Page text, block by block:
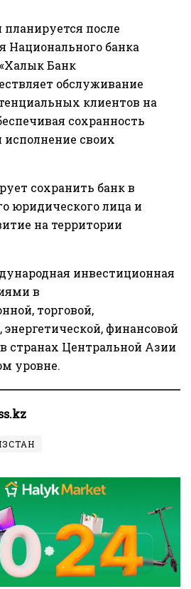
после
Национального банка
Банк
обслуживание
клиентов на
сохранность
исполнение своих
сохранить банк в
юридического лица и
на территории
инвестиционная
в
торговой,
финансовой
странах Центральной Азии
уровне.